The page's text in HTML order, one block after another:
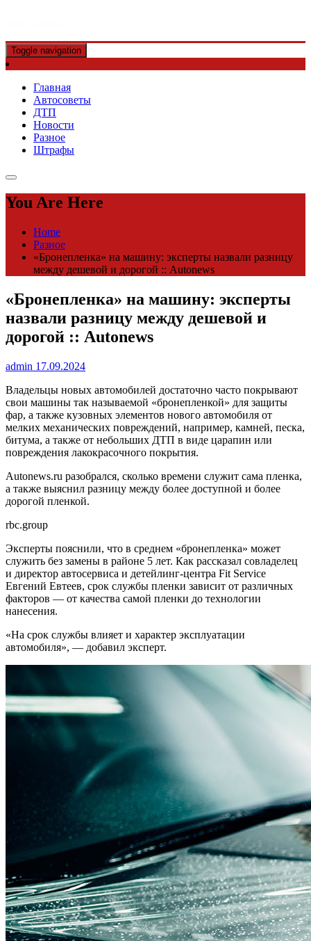
Toggle navigation
Главная
Автосоветы
ДТП
Новости
Разное
Штрафы
You Are Here
Home
Разное
«Бронепленка» на машину: эксперты назвали разницу
между дешевой и дорогой :: Autonews
«Бронепленка» на машину: эксперты
назвали разницу между дешевой и
дорогой :: Autonews
admin 17.09.2024
Владельцы новых автомобилей достаточно часто покрывают
свои машины так называемой «бронепленкой» для защиты
фар, а также кузовных элементов нового автомобиля от
мелких механических повреждений, например, камней, песка,
битума, а также от небольших ДТП в виде царапин или
повреждения лакокрасочного покрытия.
Autonews.ru разобрался, сколько времени служит сама пленка,
а также выяснил разницу между более доступной и более
дорогой пленкой.
rbc.group
Эксперты пояснили, что в среднем «бронепленка» может
служить без замены в районе 5 лет. Как рассказал совладелец
и директор автосервиса и детейлинг-центра Fit Service
Евгений Евтеев, срок службы пленки зависит от различных
факторов — от качества самой пленки до технологии
нанесения.
«На срок службы влияет и характер эксплуатации
автомобиля», — добавил эксперт.